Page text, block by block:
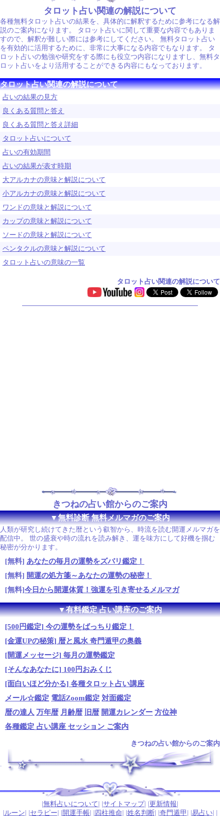
タロット占い関連の解説について
各種無料タロット占いの結果を、具体的に解釈するために参考になる解
説のご案内になります。 タロット占いに関して重要な内容でもありま
すので、解釈が難しい際には参考にしてください。 無料タロット占い
を有効的に活用するために、非常に大事になる内容でもなります。 タ
ロット占いの勉強や研究をする際にも役立つ内容になりますし、無料タ
ロット占いをより活用することができる内容にもなっております。
タロット占い関連の解説について
占いの結果の見方
良くある質問と答え
良くある質問と答え詳細
タロット占いについて
占いの有効期間
占いの結果が表す時期
大アルカナの意味と解説について
小アルカナの意味と解説について
ワンドの意味と解説について
カップの意味と解説について
ソードの意味と解説について
ペンタクルの意味と解説について
タロット占いの意味の一覧
タロット占い関連の解説について
きつねの占い館からのご案内
▼無料診断 無料メルマガのご案内
人類が研究し続けてきた暦という叡智から、時流を読む開運メルマガを
配信中。 世の盛衰や時の流れを読み解き、運を味方にして好機を掴む
秘密が分かります。
[無料] あなたの毎月の運勢をズバリ鑑定！
[無料] 開運の処方箋～あなたの運勢の秘密！
[無料]今日から開運体質！強運を引き寄せるメルマガ
▼有料鑑定 占い講座のご案内
[500円鑑定] 今の運勢をばっちり鑑定！
[金運UPの秘策] 暦と風水 奇門遁甲の奥義
[開運メッセージ] 毎月の運勢鑑定
[そんなあなたに] 100円おみくじ
[面白いほど分かる] 各種タロット占い講座
メール☆鑑定 電話Zoom鑑定 対面鑑定
暦の達人 万年暦 月齢暦 旧暦 開運カレンダー 方位神
各種鑑定 占い講座 セッション ご案内
きつねの占い館からのご案内
無料占いについて サイトマップ 更新情報
ルーン セラピー 開運手帳 四柱推命 姓名判断| | 奇門遁甲 易占い